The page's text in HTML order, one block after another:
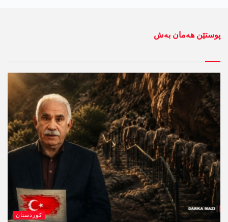
پوستێن ھەمان بەش
کوردستان